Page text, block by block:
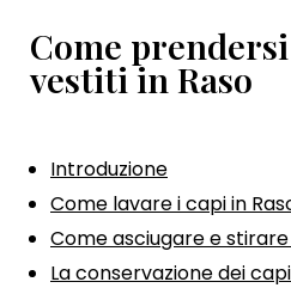
Come
vestiti in Raso
Introduzione
Come lavare i capi in
Come asciugare e stirare
La conservazione dei